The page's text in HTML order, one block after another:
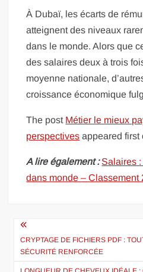
À Dubaï, les écarts de
atteignent des niveaux
dans le monde. Alors que
des salaires deux à trois
moyenne nationale,
croissance économique
The post Métier le mieux
perspectives appeared first
A lire également : Salaires
dans monde – Classement
Navigation
de
l’article
CRYPTAGE DE FICHIERS PDF :
SÉCURITÉ RENFORCÉE